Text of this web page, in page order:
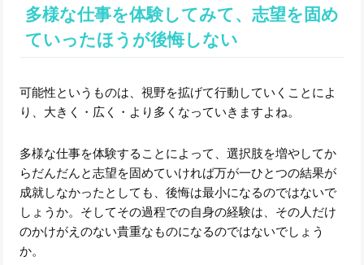
多様な仕事を体験してみて、志望を固め
ていったほうが後悔しない
可能性というものは、視野を拡げて行動していくことによ
り、大きく・広く・より多くなっていきますよね。
多様な仕事を体験することによって、選択肢を増やしてか
らだんだんと志望を固めていければ万が一ひとつの結果が
成就しなかったとしても、後悔は最小になるのではないで
しょうか。そしてその過程での自身の経験は、その人だけ
のかけがえのない貴重なものになるのではないでしょう
か。